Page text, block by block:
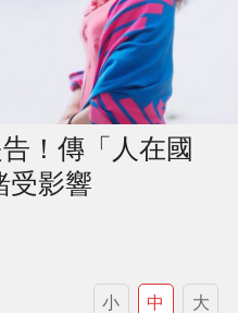
！傳「人在國
受影響
小 中 大